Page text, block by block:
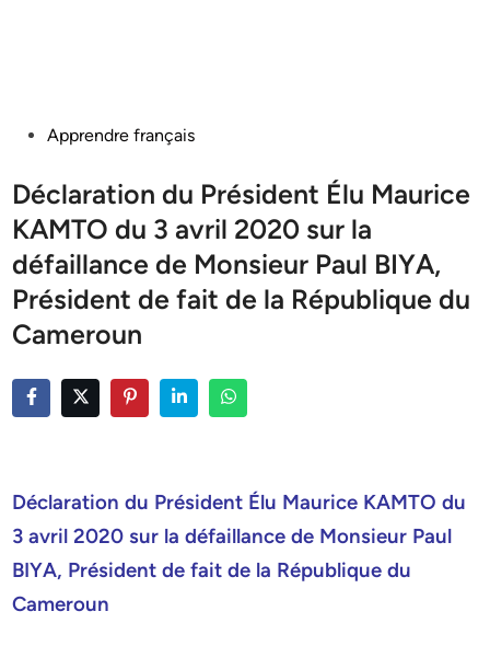
PostedApprendre français
Déclaration du Président Élu Maurice
KAMTO du 3 avril 2020 sur la
défaillance de Monsieur Paul BIYA,
Président de fait de la République du
Cameroun
Déclaration du Président Élu Maurice KAMTO du
3 avril 2020 sur la défaillance de Monsieur Paul
BIYA, Président de fait de la République du
Cameroun